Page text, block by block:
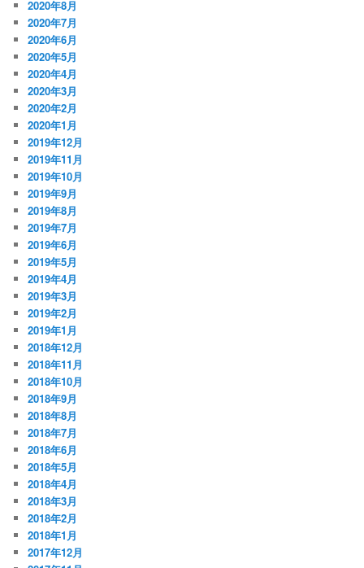
2020年8月
2020年7月
2020年6月
2020年5月
2020年4月
2020年3月
2020年2月
2020年1月
2019年12月
2019年11月
2019年10月
2019年9月
2019年8月
2019年7月
2019年6月
2019年5月
2019年4月
2019年3月
2019年2月
2019年1月
2018年12月
2018年11月
2018年10月
2018年9月
2018年8月
2018年7月
2018年6月
2018年5月
2018年4月
2018年3月
2018年2月
2018年1月
2017年12月